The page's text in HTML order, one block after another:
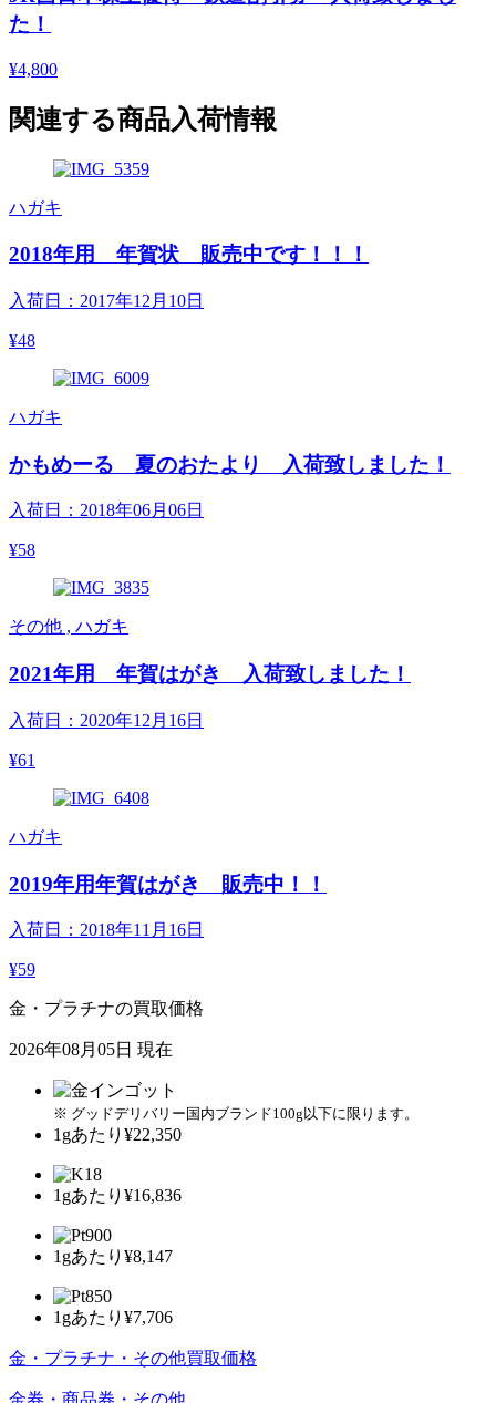
た！
¥4,800
関連する商品入荷情報
ハガキ
2018年用 年賀状 販売中です！！！
入荷日：2017年12月10日
¥48
ハガキ
かもめーる 夏のおたより 入荷致しました！
入荷日：2018年06月06日
¥58
その他 , ハガキ
2021年用 年賀はがき 入荷致しました！
入荷日：2020年12月16日
¥61
ハガキ
2019年用年賀はがき 販売中！！
入荷日：2018年11月16日
¥59
金・プラチナの買取価格
2026年08月05日 現在
※ グッドデリバリー国内ブランド100g以下に限ります。
1gあたり ¥22,350
1gあたり ¥16,836
1gあたり ¥8,147
1gあたり ¥7,706
金・プラチナ・その他買取価格